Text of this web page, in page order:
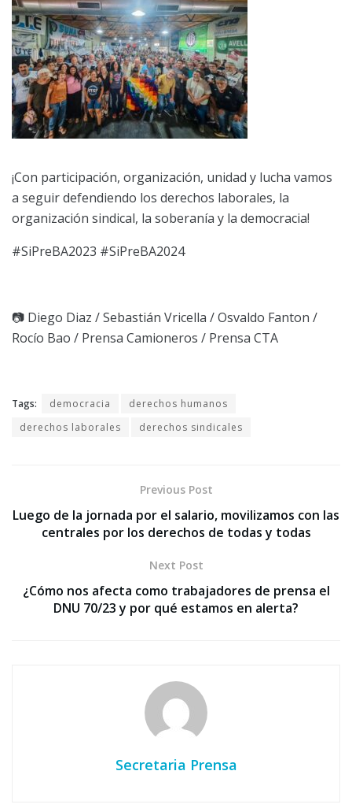
¡Con participación, organización, unidad y lucha vamos
a seguir defendiendo los derechos laborales, la
organización sindical, la soberanía y la democracia!
#SiPreBA2023 #SiPreBA2024
📷 Diego Diaz / Sebastián Vricella / Osvaldo Fanton /
Rocío Bao / Prensa Camioneros / Prensa CTA
Tags: democracia
derechos humanos
derechos laborales
derechos sindicales
Previous Post
Luego de la jornada por el salario, movilizamos con las
centrales por los derechos de todas y todas
Next Post
¿Cómo nos afecta como trabajadores de prensa el
DNU 70/23 y por qué estamos en alerta?
Secretaria Prensa